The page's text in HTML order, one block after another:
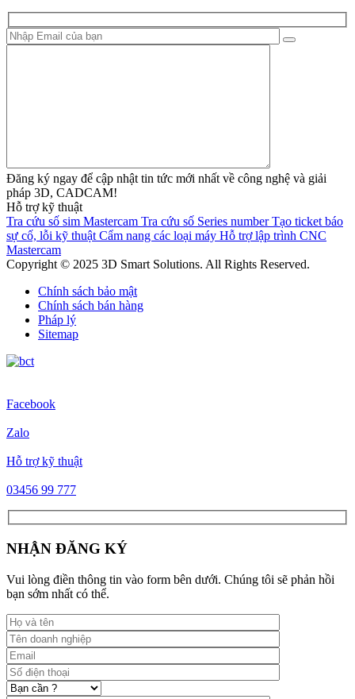
Đăng ký ngay để cập nhật tin tức mới nhất về công nghệ và giải
pháp 3D, CADCAM!
Hỗ trợ kỹ thuật
Tra cứu số sim Mastercam Tra cứu số Series number Tạo ticket báo
sự cố, lỗi kỹ thuật Cẩm nang các loại máy Hỗ trợ lập trình CNC
Mastercam
Copyright © 2025 3D Smart Solutions. All Rights Reserved.
Chính sách bảo mật
Chính sách bán hàng
Pháp lý
Sitemap
Facebook
Zalo
Hỗ trợ kỹ thuật
03456 99 777
NHẬN ĐĂNG KÝ
Vui lòng điền thông tin vào form bên dưới. Chúng tôi sẽ phản hồi
bạn sớm nhất có thể.